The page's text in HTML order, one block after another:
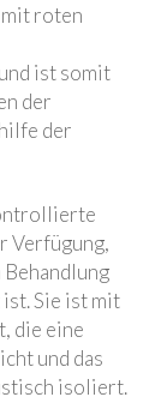
roten
ist somit
der
der
Verfügung,
Sie ist mit
die eine
und das
isoliert.